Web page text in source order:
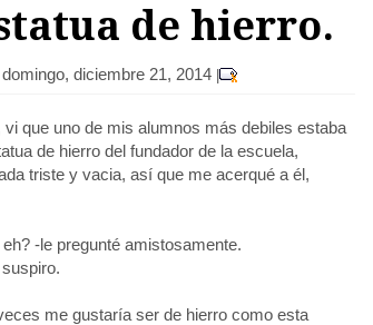
de hierro.
domingo, diciembre 21, 2014
que uno de mis alumnos más debiles estaba
de hierro del fundador de la escuela,
triste y vacia, así que me acerqué a él,
-le pregunté amistosamente.
me gustaría ser de hierro como esta